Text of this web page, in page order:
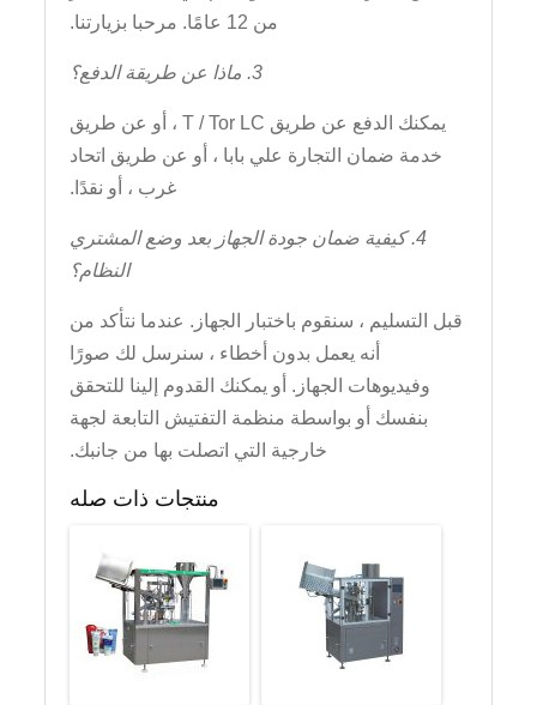
من 12 عامًا. مرحبا بزيارتنا.
3. ماذا عن طريقة الدفع؟
يمكنك الدفع عن طريق T / Tor LC ، أو عن طريق
خدمة ضمان التجارة علي بابا ، أو عن طريق اتحاد
غرب ، أو نقدًا.
4. كيفية ضمان جودة الجهاز بعد وضع المشتري
النظام؟
قبل التسليم ، سنقوم باختبار الجهاز. عندما نتأكد من
أنه يعمل بدون أخطاء ، سنرسل لك صورًا
وفيديوهات الجهاز. أو يمكنك القدوم إلينا للتحقق
بنفسك أو بواسطة منظمة التفتيش التابعة لجهة
خارجية التي اتصلت بها من جانبك.
منتجات ذات صله